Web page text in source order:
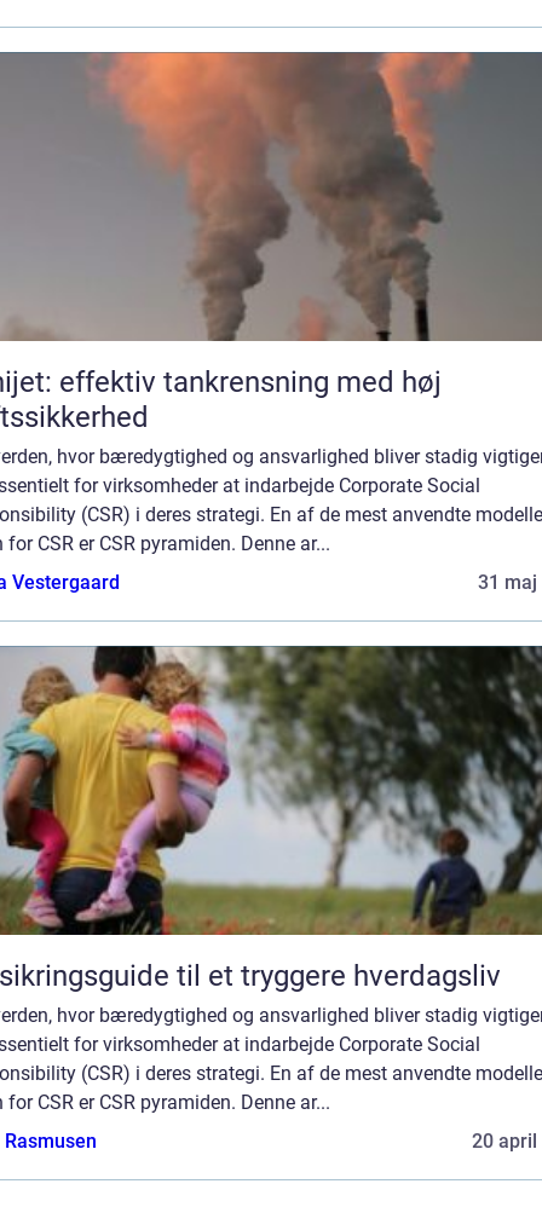
effektiv tankrensning med høj
hvor bæredygtighed og ansvarlighed bliver stadig
for virksomheder at indarbejde Corporate Social
(CSR) i deres strategi. En af de mest anvendte
for CSR er CSR pyramiden. Denne ar...
Vestergaard
31 maj
til et tryggere hverdagsliv
hvor bæredygtighed og ansvarlighed bliver stadig
for virksomheder at indarbejde Corporate Social
(CSR) i deres strategi. En af de mest anvendte
for CSR er CSR pyramiden. Denne ar...
20 april